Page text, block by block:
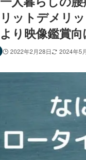
リットデメリ
より映像鑑賞向
2022年2月28日 2024年5